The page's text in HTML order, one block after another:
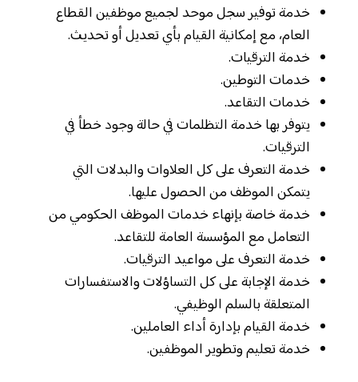
خدمة توفير سجل موحد لجميع موظفين القطاع
العام، مع إمكانية القيام بأي تعديل أو تحديث.
خدمة الترقيات.
خدمات التوطين.
خدمات التقاعد.
يتوفر بها خدمة التظلمات في حالة وجود خطأ في
الترقيات.
خدمة التعرف على كل العلاوات والبدلات التي
يتمكن الموظف من الحصول عليها.
خدمة خاصة بإنهاء خدمات الموظف الحكومي من
التعامل مع المؤسسة العامة للتقاعد.
خدمة التعرف على مواعيد الترقيات.
خدمة الإجابة على كل التساؤلات والاستفسارات
المتعلقة بالسلم الوظيفي.
خدمة القيام بإدارة أداء العاملين.
خدمة تعليم وتطوير الموظفين.